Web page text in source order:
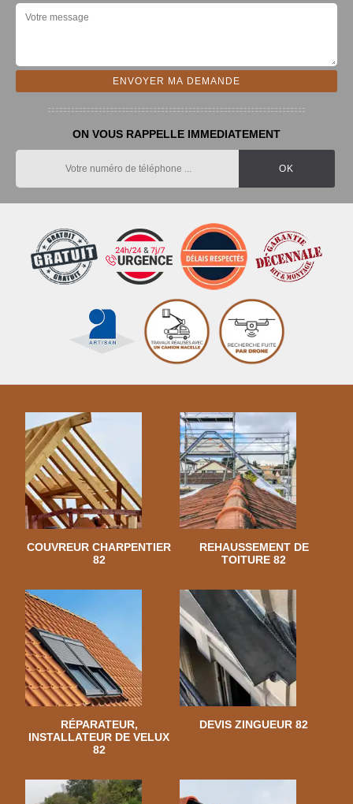
ON VOUS RAPPELLE IMMEDIATEMENT
COUVREUR CHARPENTIER
82
REHAUSSEMENT DE
TOITURE 82
RÉPARATEUR,
INSTALLATEUR DE VELUX
82
DEVIS ZINGUEUR 82